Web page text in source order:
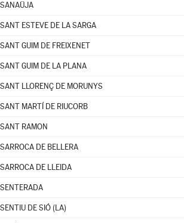
SANAÜJA
SANT ESTEVE DE LA SARGA
SANT GUIM DE FREIXENET
SANT GUIM DE LA PLANA
SANT LLORENÇ DE MORUNYS
SANT MARTÍ DE RIUCORB
SANT RAMON
SARROCA DE BELLERA
SARROCA DE LLEIDA
SENTERADA
SENTIU DE SIÓ (LA)